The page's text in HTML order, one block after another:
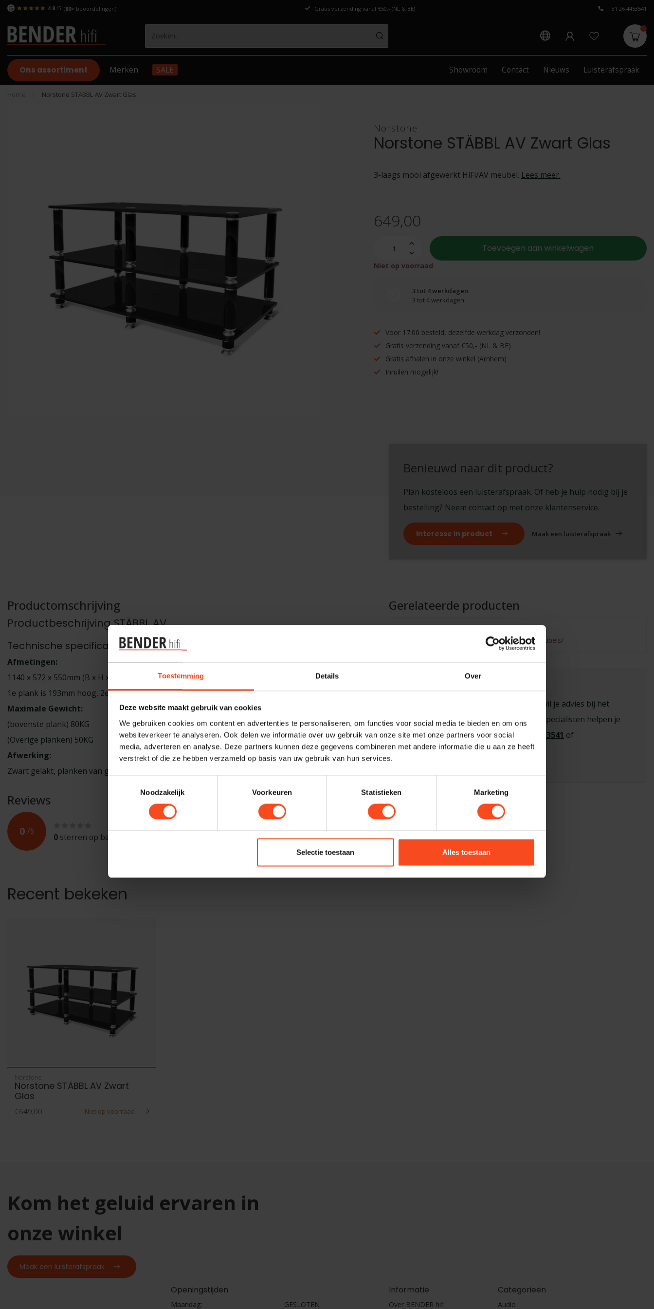
Toestemming Details Over
Deze website maakt gebruik van cookies
We gebruiken cookies om content en advertenties te personaliseren, om functies voor social media te bieden en om ons
websiteverkeer te analyseren. Ook delen we informatie over uw gebruik van onze site met onze partners voor social
media, adverteren en analyse. Deze partners kunnen deze gegevens combineren met andere informatie die u aan ze heeft
verstrekt of die ze hebben verzameld op basis van uw gebruik van hun services.
Noodzakelijk
Voorkeuren Statistieken Marketing
Selectie toestaan Alles toestaan
4.8 /5 (80+ beoordelingen) Gratis verzending vanaf €50,- (NL & BE) +31 26 4453541
Ons assortiment Merken SALE Showroom Contact Nieuws Luisterafspraak
Home Norstone STÄBBL AV Zwart Glas
Norstone
Norstone STÄBBL AV Zwart Glas
3-laags mooi afgewerkt HiFi/AV meubel. Lees meer.
649,00
Toevoegen aan winkelwagen
Niet op voorraad
3 tot 4 werkdagen
3 tot 4 werkdagen
Voor 17:00 besteld, dezelfde werkdag verzonden!
Gratis verzending vanaf €50,- (NL & BE)
Gratis afhalen in onze winkel (Arnhem)
Inruilen mogelijk!
Benieuwd naar dit product?
Plan kosteloos een luisterafspraak. Of heb je hulp nodig bij je
bestelling? Neem contact op met onze klantenservice.
Interesse in product Maak een luisterafspraak
Productomschrijving
Productbeschrijving STÄBBL AV
Technische specificaties
Afmetingen:
1140 x 572 x 550mm (B x H x D)
1e plank is 193mm hoog, 2e plank is 256mm hoog
Maximale Gewicht:
(bovenste plank) 80KG
(Overige planken) 50KG
Afwerking:
Zwart gelakt, planken van gehard glas met aluminium pootjes
Reviews
0 /5
0 sterren op basis van
Je beoordeling toevoegen
Gerelateerde producten
TypeError: Failed to fetch
https://www.benderhifi.nl/merken/norstone/meubels/
Professioneel advies nodig?
Heb je een vraag over een product of wil je advies bij het
maken van de juiste keuze? Onze hi-fi specialisten helpen je
graag. Neem contact op via+31 26 445 3541 of
harald@benderhifi.nl
Recent bekeken
Norstone
Norstone STÄBBL AV Zwart
Glas
€649,00 Niet op voorraad
Kom het geluid ervaren in
onze winkel
Maak een luisterafspraak
Openingstijden
Maandag: GESLOTEN
Informatie
Over BENDER hifi
Categorieën
Audio